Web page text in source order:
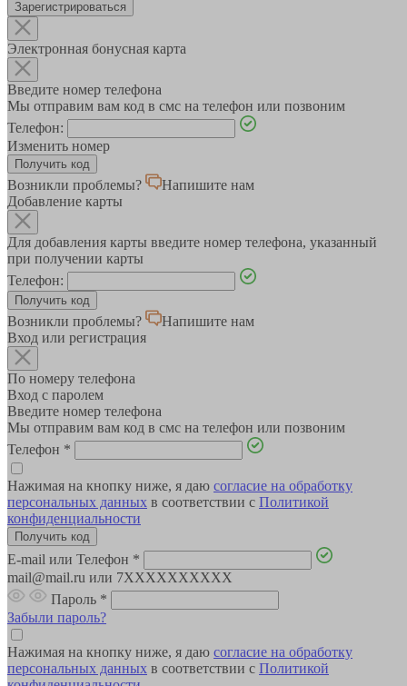
Зарегистрироваться
Электронная бонусная карта
Введите номер телефона
Мы отправим вам код в смс на телефон или позвоним
Телефон:
Изменить номер
Возникли проблемы?
Напишите нам
Добавление карты
Для добавления карты введите номер телефона, указанный
при получении карты
Телефон:
Возникли проблемы?
Напишите нам
Вход или регистрация
По номеру телефона
Вход с паролем
Введите номер телефона
Мы отправим вам код в смс на телефон или позвоним
Телефон *
Нажимая на кнопку ниже, я даю согласие на обработку
персональных данных в соответствии с Политикой
конфиденциальности
E-mail или Телефон *
mail@mail.ru или 7XXXXXXXXXX
Пароль *
Забыли пароль?
Нажимая на кнопку ниже, я даю согласие на обработку
персональных данных в соответствии с Политикой